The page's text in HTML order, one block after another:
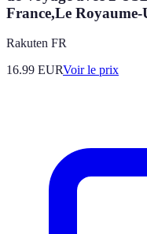
France,Le
Rakuten FR
16.99 EURVoir le prix